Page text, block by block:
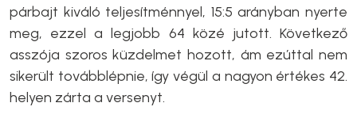
párbajt kiváló teljesítménnyel, 15:5 arányban nyerte
meg, ezzel a legjobb 64 közé jutott. Következő
asszója szoros küzdelmet hozott, ám ezúttal nem
sikerült továbblépnie, így végül a nagyon értékes 42.
helyen zárta a versenyt.